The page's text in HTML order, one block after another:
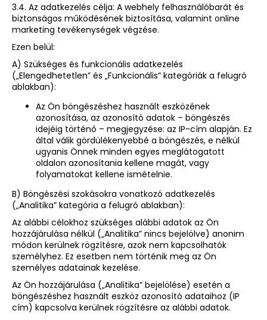
3.4. Az adatkezelés célja: A webhely felhasználóbarát és
biztonságos működésének biztosítása, valamint online
marketing tevékenységek végzése.
Ezen belül:
A) Szükséges és funkcionális adatkezelés
(„Elengedhetetlen” és „Funkcionális” kategóriák a felugró
ablakban):
Az Ön böngészéshez használt eszközének
azonosítása, az azonosító adatok – böngészés
idejéig történő – megjegyzése: az IP-cím alapján. Ez
által válik gördülékenyebbé a böngészés, e nélkül
ugyanis Önnek minden egyes meglátogatott
oldalon azonosítania kellene magát, vagy
folyamatokat kellene ismételnie.
B) Böngészési szokásokra vonatkozó adatkezelés
(„Analitika” kategória a felugró ablakban):
Az alábbi célokhoz szükséges alábbi adatok az Ön
hozzájárulása nélkül („Analitika” nincs bejelölve) anonim
módon kerülnek rögzítésre, azok nem kapcsolhatók
személyhez. Ez esetben nem történik meg az Ön
személyes adatainak kezelése.
Az Ön hozzájárulása („Analitika” bejelölése) esetén a
böngészéshez használt eszköz azonosító adataihoz (IP
cím) kapcsolva kerülnek rögzítésre az alábbi adatok.